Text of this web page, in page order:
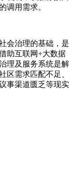
调用需求。
会治理的基础，是
助互联网+大数据
理及服务系统是解
区需求匹配不足、
事渠道匮乏等现实